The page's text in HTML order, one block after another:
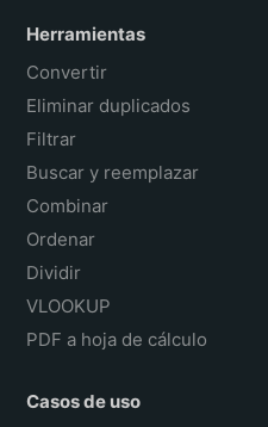
Herramientas
Convertir
Eliminar duplicados
Filtrar
Buscar y reemplazar
Combinar
Ordenar
Dividir
VLOOKUP
PDF a hoja de cálculo
Casos de uso